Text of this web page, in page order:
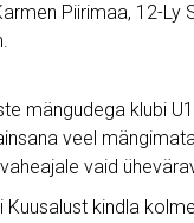
Piirimaa, 12-Ly
mängudega klubi
veel
vaid
kindla